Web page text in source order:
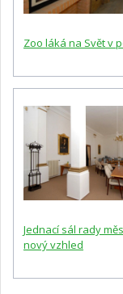
Zoo láká na Svět v
Jednací sál rady
nový vzhled